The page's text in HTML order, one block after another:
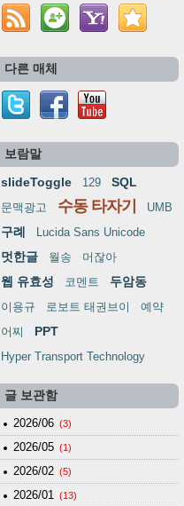
다른 매체
보람말
slideToggle 129 SQL
문맥광고 수동 타자기 UMB
구례 Lucida Sans Unicode
멋한글 월송 머잖아
웹 유효성 코멘트 두암동
이용규 로보트 태권브이
예약
어찌
PPT
Hyper Transport Technology
글 보관함
2026/06 (3)
2026/05 (1)
2026/02 (5)
2026/01 (13)